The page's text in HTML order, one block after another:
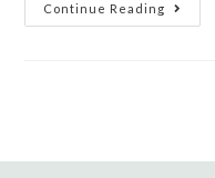
Continue Reading